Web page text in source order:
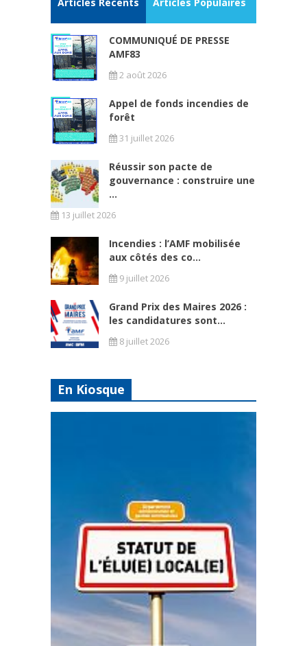
COMMUNIQUÉ DE PRESSE
AMF83
2 août 2026
Appel de fonds incendies de
forêt
31 juillet 2026
Réussir son pacte de
gouvernance : construire une
...
13 juillet 2026
Incendies : l’AMF mobilisée
aux côtés des co...
9 juillet 2026
Grand Prix des Maires 2026 :
les candidatures sont...
8 juillet 2026
En Kiosque